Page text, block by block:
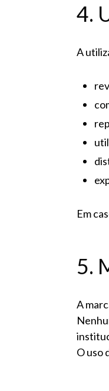
4.
A
Em
5.
A
O uso